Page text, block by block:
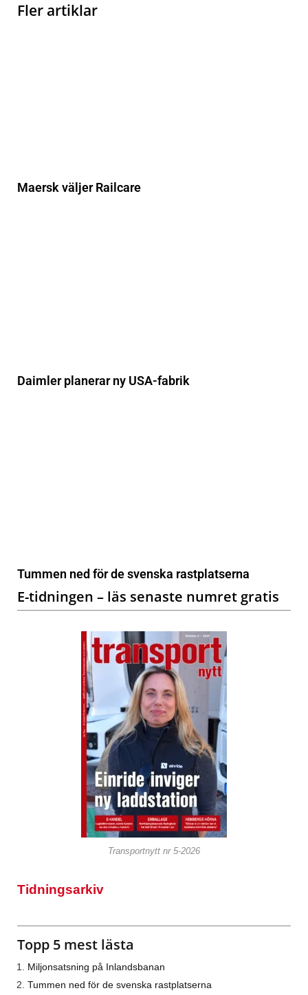
Fler artiklar
Maersk väljer Railcare
Daimler planerar ny USA-fabrik
Tummen ned för de svenska rastplatserna
E-tidningen – läs senaste numret gratis
Transportnytt nr 5-2026
Tidningsarkiv
Topp 5 mest lästa
Miljonsatsning på Inlandsbanan
Tummen ned för de svenska rastplatserna